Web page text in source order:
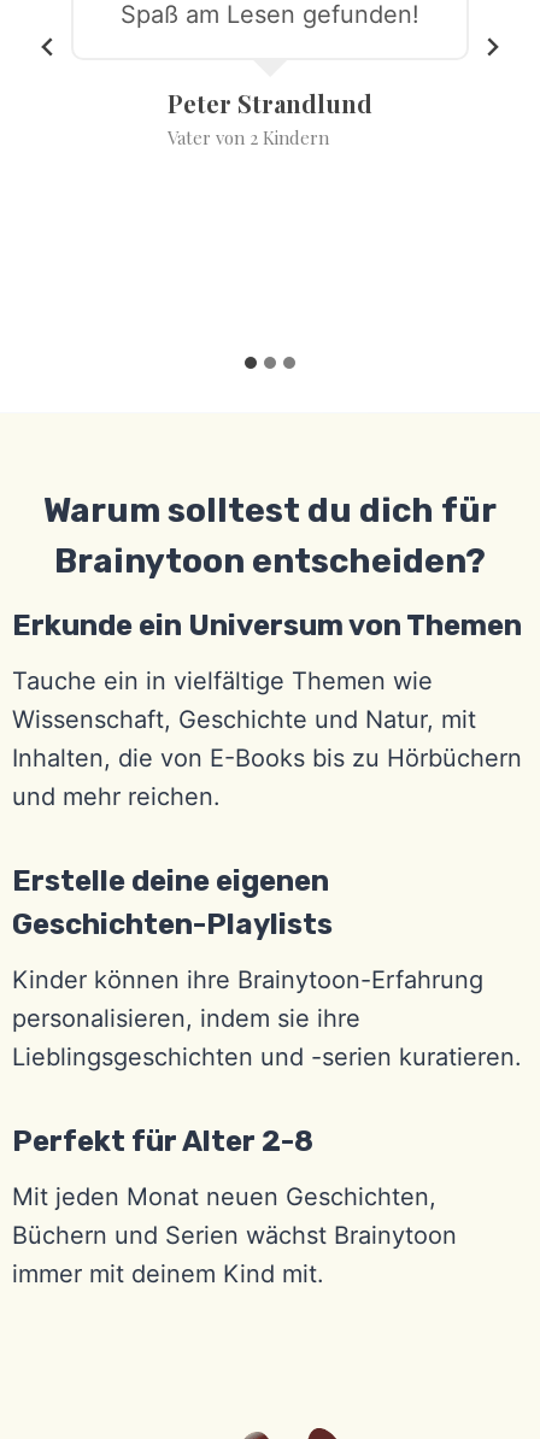
Spaß am Lesen gefunden!
Peter Strandlund
Vater von 2 Kindern
Warum solltest du dich für
Brainytoon entscheiden?
Erkunde ein Universum von Themen
Tauche ein in vielfältige Themen wie
Wissenschaft, Geschichte und Natur, mit
Inhalten, die von E-Books bis zu Hörbüchern
und mehr reichen.
Erstelle deine eigenen
Geschichten-Playlists
Kinder können ihre Brainytoon-Erfahrung
personalisieren, indem sie ihre
Lieblingsgeschichten und -serien kuratieren.
Perfekt für Alter 2-8
Mit jeden Monat neuen Geschichten,
Büchern und Serien wächst Brainytoon
immer mit deinem Kind mit.